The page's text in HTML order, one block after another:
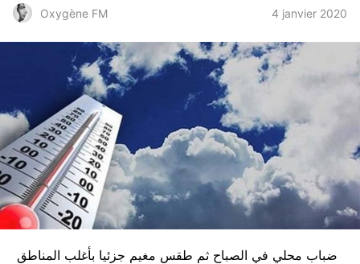
Oxygène FM 4 janvier 2020